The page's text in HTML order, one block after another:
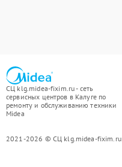
СЦ klg.midea-fixim.ru - сеть
сервисных центров в Калуге по
ремонту и обслуживанию техники
Midea
2021-2026 © СЦ klg.midea-fixim.ru